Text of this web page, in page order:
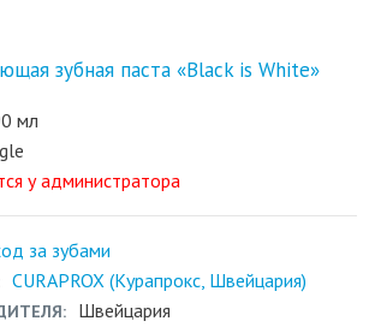
мл
у администратора
за зубами
CURAPROX (Курапрокс, Швейцария)
Швейцария